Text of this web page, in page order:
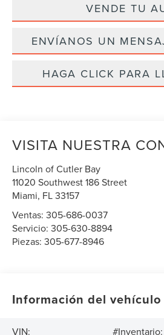
VENDE TU
ENVÍANOS UN
HAGA CLICK PARA
VISITA NUESTRA
Lincoln of Cutler Bay
11020 Southwest 186 Street
Miami, FL33157
Ventas:305-686-0037
Servicio:305-630-8894
Piezas:305-677-8946
Información del vehículo
VIN: #Inventario: